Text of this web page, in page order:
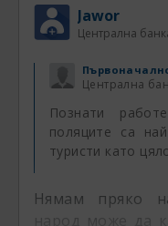
Jawor
Централна
Централна
Познати
поляците са
туристи като
Нямам пряко